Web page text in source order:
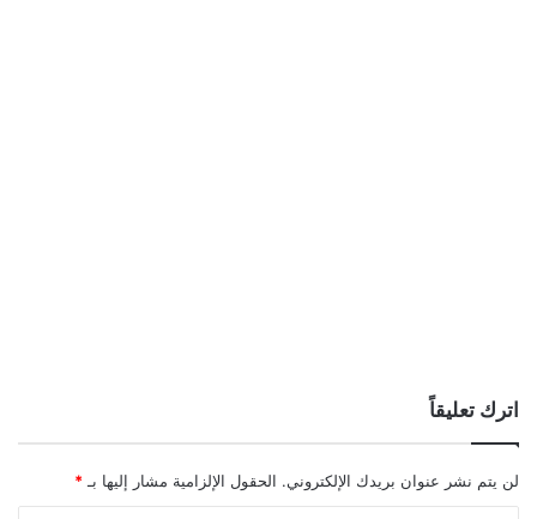
اترك تعليقاً
لن يتم نشر عنوان بريدك الإلكتروني. الحقول الإلزامية مشار إليها بـ *